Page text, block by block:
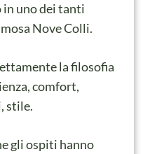
in uno dei tanti
Nove Colli.
la filosofia
comfort,
stile.
gli ospiti hanno